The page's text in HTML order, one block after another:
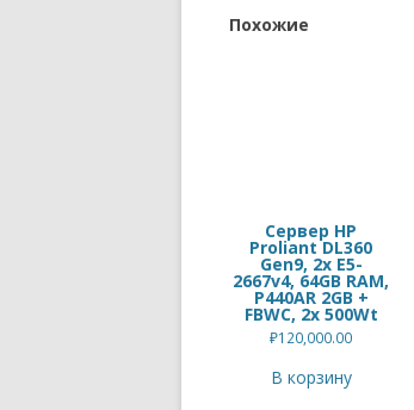
Похожие
Сервер HP
Proliant DL360
Gen9, 2x E5-
2667v4, 64GB RAM,
P440AR 2GB +
FBWC, 2x 500Wt
₽120,000.00
В корзину